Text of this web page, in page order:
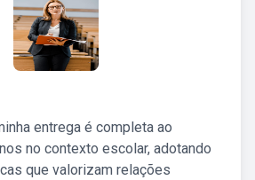
entrega é completa ao
no contexto escolar, adotando
que valorizam relações